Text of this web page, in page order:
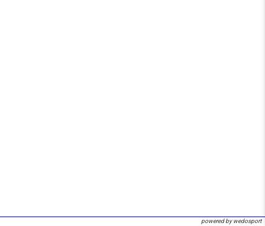
powered by wedosport